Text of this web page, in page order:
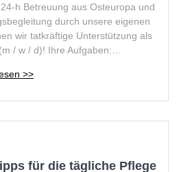
h Betreuung aus Osteuropa und
durch unsere eigenen
wir tatkräftige Unterstützung als
/ w / d)! Ihre Aufgaben:…
für die tägliche Pflege